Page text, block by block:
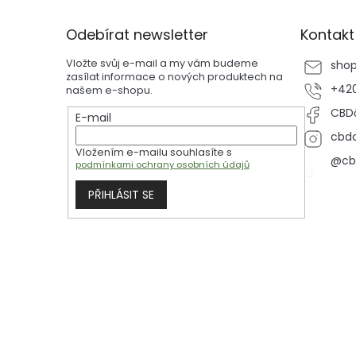
Odebírat newsletter
Vložte svůj e-mail a my vám budeme
zasílat informace o nových produktech na
našem e-shopu.
E-mail
Vložením e-mailu souhlasíte s
podmínkami ochrany osobních údajů
PŘIHLÁSIT SE
Kontakt
shop